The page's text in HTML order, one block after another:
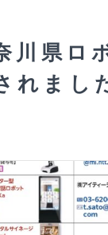
川県ロ
れまし